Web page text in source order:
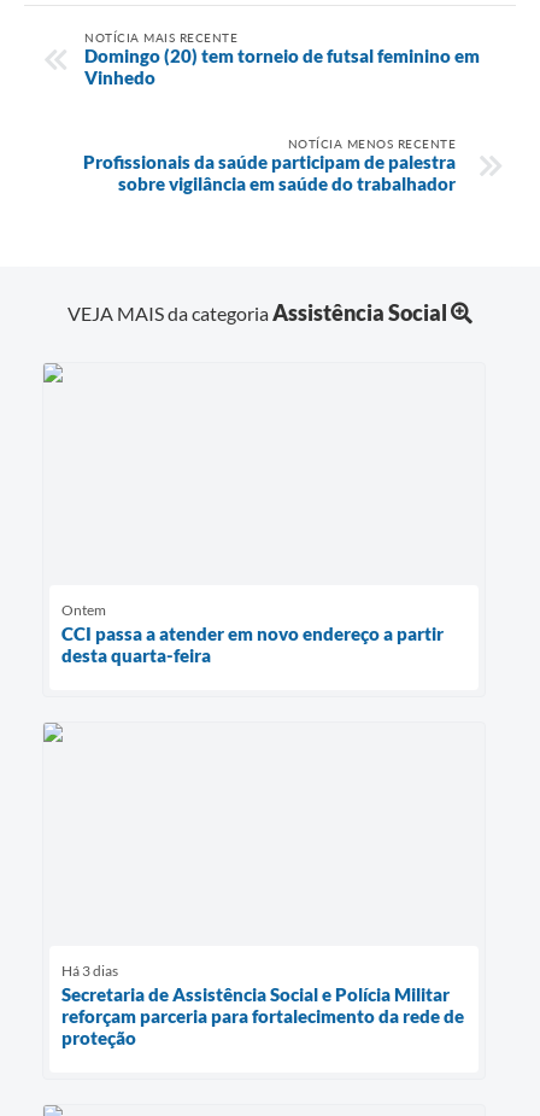
NOTÍCIA MAIS RECENTE
Domingo (20) tem torneio de futsal feminino em
Vinhedo
NOTÍCIA MENOS RECENTE
Profissionais da saúde participam de palestra
sobre vigilância em saúde do trabalhador
VEJA MAIS da categoriaAssistência Social
Ontem
CCI passa a atender em novo endereço a partir
desta quarta-feira
Há 3 dias
Secretaria de Assistência Social e Polícia Militar
reforçam parceria para fortalecimento da rede de
proteção